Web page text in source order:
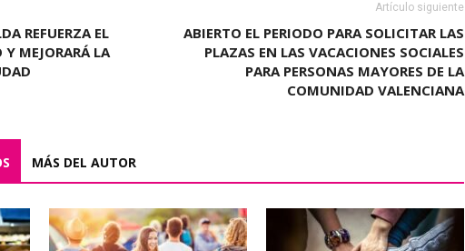
REFUERZA EL
MEJORARÁ LA
Artículo siguiente
ABIERTO EL PERIODO PARA SOLICITAR LAS
PLAZAS EN LAS VACACIONES SOCIALES
PARA PERSONAS MAYORES DE LA
COMUNIDAD VALENCIANA
MÁS DEL AUTOR